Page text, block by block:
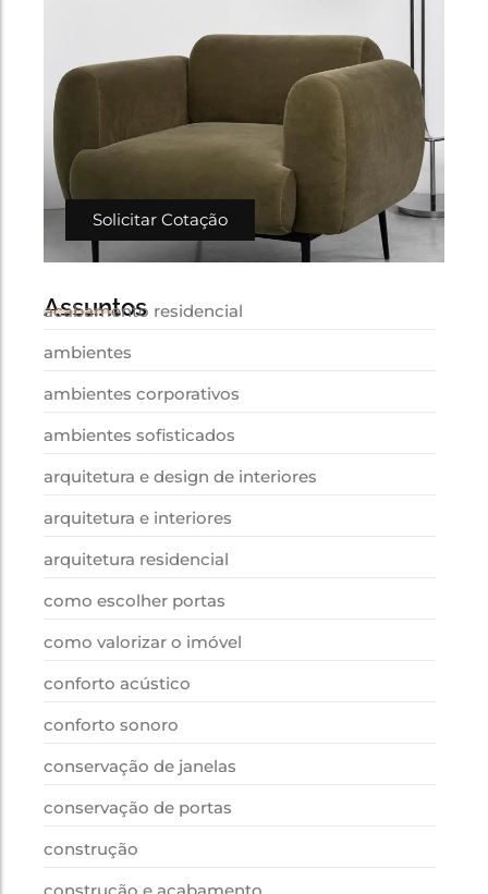
Solicitar Cotação
Assuntos
acabamento residencial
ambientes
ambientes corporativos
ambientes sofisticados
arquitetura e design de interiores
arquitetura e interiores
arquitetura residencial
como escolher portas
como valorizar o imóvel
conforto acústico
conforto sonoro
conservação de janelas
conservação de portas
construção